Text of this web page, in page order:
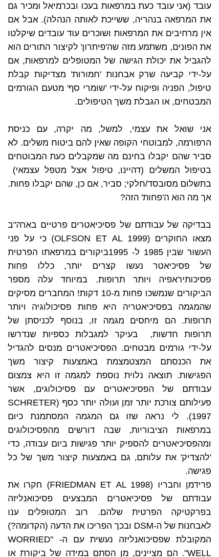
עובד (אני עובד כעת במרפאות בעכו ובכרמיאל ומכיר גם
את המרפאה בנהריה, ששייכת לאותה הנהלה). אבל אם
אין מרחיבים את המרפאות ושוכרים עוד עובדים שיקלטו
את הפונים, משתמע מזה שה'פיתרון' לקיצור התורים הוא
להגביל את יכולת הגישה של המטופלים למרפאות, אם
על-ידי קביעה שרק אבחנות 'חמורות' מצדיקות קבלת
טיפול, הפניה ופיקוח על-ידי 'שומרי סף' מטעם הגורמים
המבטחים, או הגבלת משך הטיפולים.
אני שואל את עצמי, למשל, מה יקרה, עם כניסת
הרפורמה, למבוטחי הקופה שאין להם ביטוח משלים. לא
סביר שהם יקבלו בחינם מה שמקבלים כעת המבוטחים
בטיפול המשלים (דהיינו, טיפול אצל מטפל עצמאי)
בתשלום מסובסד/חלקי; סביר, אם כן, שהם יקבלו פחות.
אך מה הוא ה'פחות' הזה?
בבדיקה של עבודתם של פסיכיאטרים פרטיים בארה"ב
מצאו החוקרים (OLFSON ET AL 1999) כי על פני
העשור שבין 1985 ל- 1995ביקורים במרפאתו הפרטית
של פסיכיאטר נעשו קצרים יותר, כללו פחות
פסיכותיראפיה ויותר תרופות. במיוחד עלה מספר
הביקורים שנמשכו פחות מ-10 דקות! המחברים מסיקים
שהמגמה בפסיכיאטריה היא פחות פסיכולוגיה ויותר
תרופות. הם מיחסים מגמה זו, בנוסף לכניסתן של
תרופות חדשות,
בעיקר למגבלות כספיות שנדרשו
על-ידי גורמים מבטחים. הפסיכיאטרים מנסים להגדיל
את הכנסתם המצטמצמת באמצעות קיצור משך
הפגישות. תוצאה נלוית נוספת למגמה זו היא צמצום
עבודתם של הפסיכיאטרים עם פסיכולוגים, אשר
פעילותם צורכת יותר זמן ועולה יותר כסף (SCHRETER
1997). לי נראה שזו גם המגמה המסתמנת כיום
במרפאות הציבוריות, שבה דורשים מהפסיכולוגים
ומהפסיכיאטרים להספיק יותר פגישות ביום עבודה, כדי
'להצדיק' את עלותם, גם באמצעות קיצור משך של כל
פגישה.
פרידמן וחבריו (FRIEDMAN ET AL 1998) חקרו את
עבודתם של פסיכיאטרים המבצעים פסיכואנליזה
בפרקטיקה הפרטית שלהם. רוב המטופלים ענו
לאבחנות של ה-DSM ובכך הפריכו את הדעה (הקדומה?)
המקובלת שפסיכואנליזה נעשית עם ה- "WORRIED
WELL". הם מציינים, מן הסתם במידה של ביקורת או